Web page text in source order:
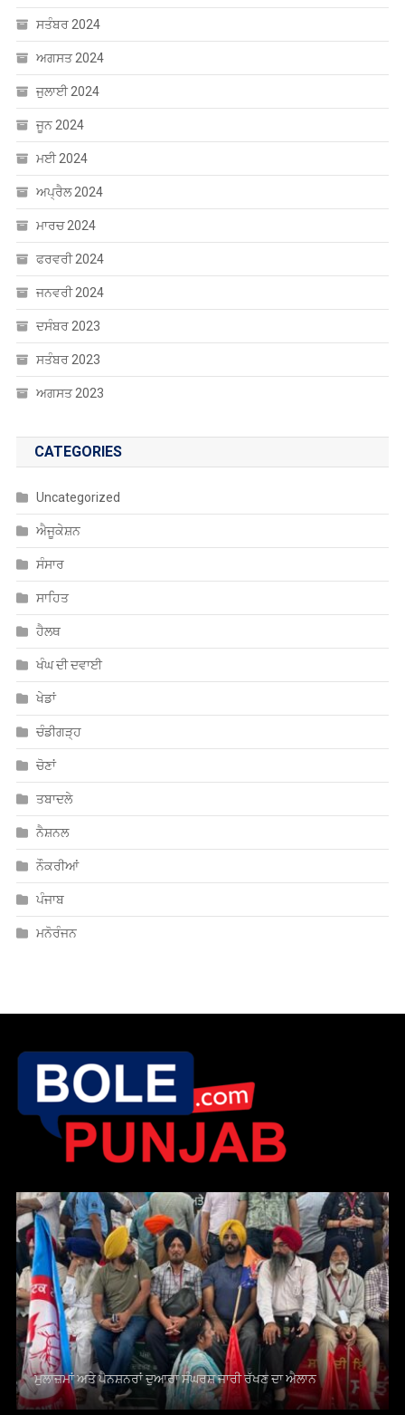
ਸਤੰਬਰ 2024
ਅਗਸਤ 2024
ਜੁਲਾਈ 2024
ਜੂਨ 2024
ਮਈ 2024
ਅਪ੍ਰੈਲ 2024
ਮਾਰਚ 2024
ਫਰਵਰੀ 2024
ਜਨਵਰੀ 2024
ਦਸੰਬਰ 2023
ਸਤੰਬਰ 2023
ਅਗਸਤ 2023
CATEGORIES
Uncategorized
ਐਜੂਕੇਸ਼ਨ
ਸੰਸਾਰ
ਸਾਹਿਤ
ਹੈਲਥ
ਖੰਘ ਦੀ ਦਵਾਈ
ਖੇਡਾਂ
ਚੰਡੀਗੜ੍ਹ
ਚੋਣਾਂ
ਤਬਾਦਲੇ
ਨੈਸ਼ਨਲ
ਨੌਕਰੀਆਂ
ਪੰਜਾਬ
ਮਨੋਰੰਜਨ
ਮੁਲਾਜ਼ਮਾਂ ਅਤੇ ਪੈਨਸ਼ਨਰਾਂ ਦੁਆਰਾ ਸੰਘਰਸ਼ ਜਾਰੀ ਰੱਖਣ ਦਾ ਐਲਾਨ